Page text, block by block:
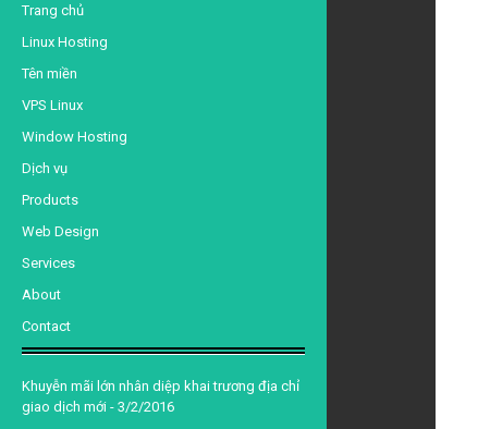
Trang chủ
Linux Hosting
Tên miền
VPS Linux
Window Hosting
Dịch vụ
Products
Web Design
Services
About
Contact
Khuyễn mãi lớn nhân diệp khai trương địa chỉ
giao dịch mới - 3/2/2016